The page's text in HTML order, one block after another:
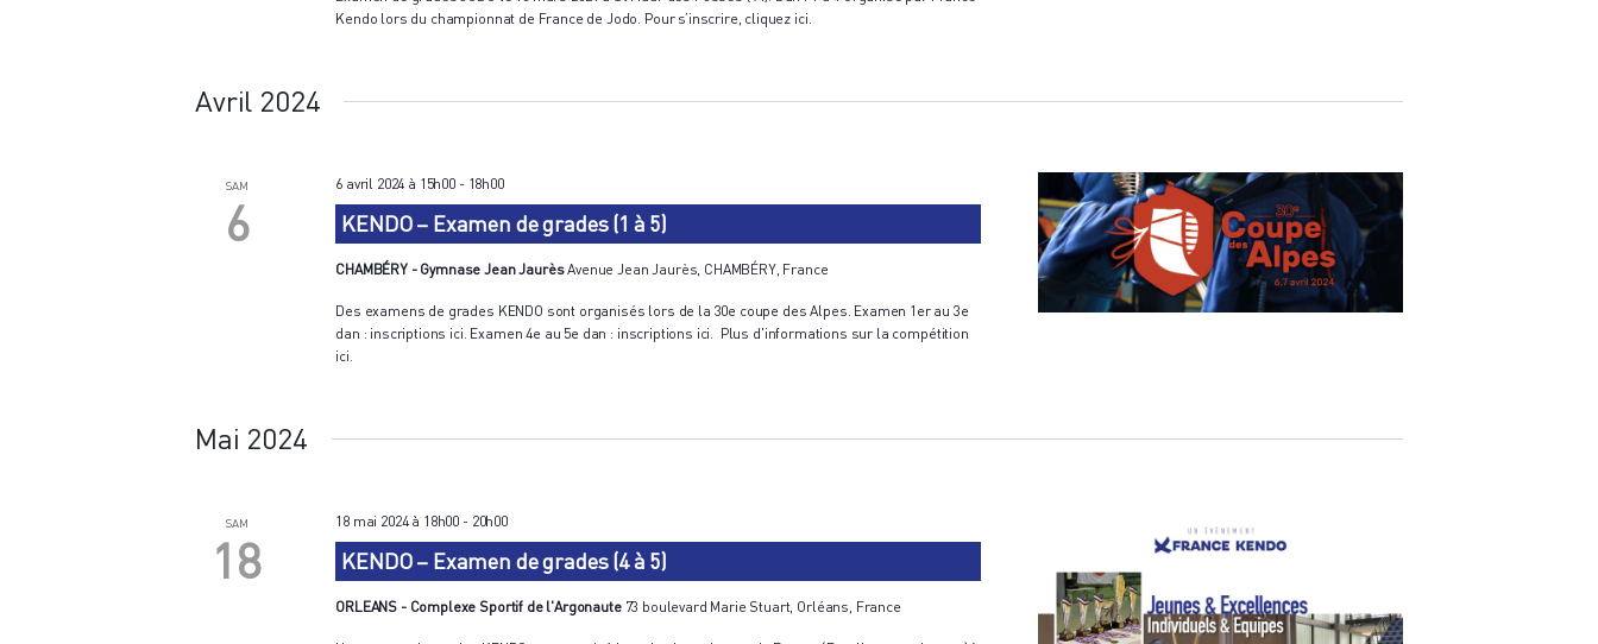
Kendo lors du championnat de France de Jodo. Pour s’inscrire, cliquez ici.
Avril 2024
SAM
6 KENDO – Examen de grades (1 à 5)
6 avril 2024 à 15h00 - 18h00
CHAMBÉRY - Gymnase Jean JaurèsAvenue Jean Jaurès, CHAMBÉRY, France
Des examens de grades KENDO sont organisés lors de la 30e coupe des Alpes. Examen 1er au 3e
dan : inscriptions ici. Examen 4e au 5e dan : inscriptions ici. Plus d'informations sur la compétition
ici.
Mai 2024
SAM
18 KENDO – Examen de grades (4 à 5)
18 mai 2024 à 18h00 - 20h00
ORLEANS - Complexe Sportif de l'Argonaute 73 boulevard Marie Stuart, Orléans, France